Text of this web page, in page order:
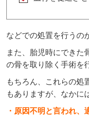
などでの処置を行うの
また、胎児時にできた
の骨を取り除く手術を
もちろん、これらの処
もありますが、なかに
・原因不明と言われ、